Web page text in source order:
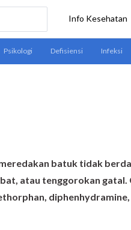
batuk tidak
atau tenggorokan